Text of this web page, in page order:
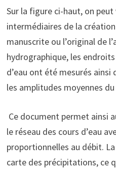
Sur la figure ci-haut, on
intermédiaires de la
manuscrite ou l’original de
hydrographique, les
d’eau ont été mesurés
les amplitudes moyennes
Ce document permet ainsi
le réseau des cours d’eau
proportionnelles au débit.
carte des précipitations, ce